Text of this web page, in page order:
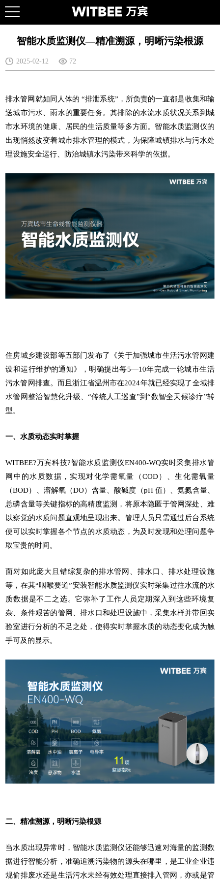
智能水质监测仪—精准溯源，明晰污染根源
2025-02-12 72
排水管网就如同人体的 “排泄系统”，所负责的一直都是收集和输
送城市污水、雨水的重要任务。其排除的水流水质状况关系到城
市水环境的健康、居民的生活质量等多方面。 智能水质监测仪的
出现悄然改变着城市排水管理的模式，为保障城镇排水与污水处
理设施安全运行、防治城镇水污染带来科学的依据。
住房城乡建设部等五部门发布了《关于加强城市生活污水管网建
设和运行维护的通知》，明确提出每5—10年完成一轮城市生活
污水管网排查。而且浙江省温州市在2024年就已经实现了全域排
水管网整治智慧化升级、“传统人工巡查”到“数智全天候诊疗”转
型。
一、水质动态实时掌握
WITBEE?万宾科技?智能水质监测仪EN400-WQ实时采集排水管
网中的水质数据，实现对化学需氧量（COD）、生化需氧量
（BOD）、溶解氧（DO）含量、酸碱度（pH 值）、氨氮含量、
总磷含量等关键指标的高精度监测，将原本隐匿于管网深处、难
以察觉的水质问题直观地呈现出来。管理人员只需通过后台系统
便可以实时掌握各个节点的水质动态，为及时发现和处理问题争
取宝贵的时间。
面对如此庞大且错综复杂的排水管网、排水口、排水处理设施
等，在其“咽喉要道”安装智能水质监测仪实时采集过往水流的水
质数据是不二之选。它弥补了工作人员定期深入到这些环境复
杂、条件艰苦的管网、排水口和处理设施中，采集水样并带回实
验室进行分析的不足之处，使得实时掌握水质的动态变化成为触
手可及的显示。
二、精准溯源，明晰污染根源
当水质出现异常时， 智能水质监测仪还能够迅速对海量的监测数
据进行智能分析，准确追溯污染物的源头在哪里，是工业企业违
规偷排废水还是生活污水未经有效处理直接排入管网，亦或是管